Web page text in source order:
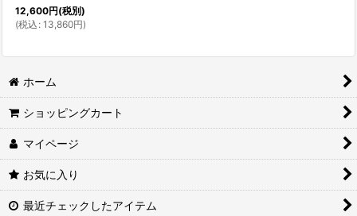
12,600円(税別)
(税込 : 13,860円)
ホーム
ショッピングカート
マイページ
お気に入り
最近チェックしたアイテム